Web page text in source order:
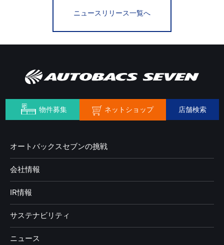
ニュースリリース一覧へ
物件募集 ネットショップ 店舗検索
オートバックスセブンの挑戦
会社情報
IR情報
サステナビリティ
ニュース